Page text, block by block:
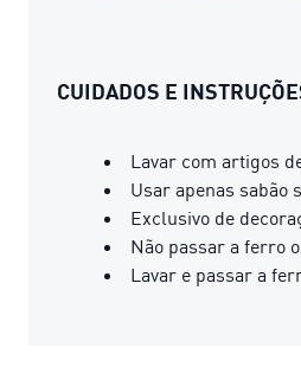
CUIDADOS E
Lavar com artigos
Usar apenas sabão
Exclusivo de
Não passar a ferro
Lavar e passar a